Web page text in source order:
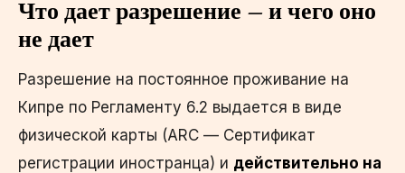
Что дает разрешение — и чего оно
не дает
Разрешение на постоянное проживание на
Кипре по Регламенту 6.2 выдается в виде
физической карты (ARC — Сертификат
регистрации иностранца) и действительно на